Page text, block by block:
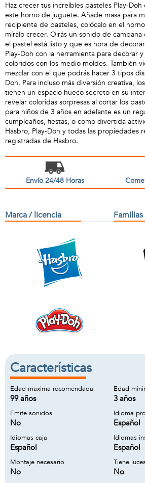
Haz crecer tus increíbles pasteles Play-
este horno de juguete. Añade masa para
recipiente de pasteles, colócalo en el
míralo crecer. Oirás un sonido de
el pastel está listo y que es hora de
Play-Doh con la herramienta para decorar
coloridos con los medio moldes. También
mezclar con el que podrás hacer 3 tipos
Doh. Para incluso más diversión creativa,
tienen un espacio hueco secreto en su
revelar coloridas sorpresas al cortar los
para niños de 3 años en adelante es un
cumpleaños, fiestas, o como divertida
Hasbro, Play-Doh y todas las propiedades
registradas de Hasbro.
Envío 24/48 Horas
Marca / licencia Familias
Características
Edad maxima recomendada
99 años
Edad
3 años
Emite sonidos
No
Idioma
Español
Idiomas caja
Español
Idiomas
Español
Montaje necesario
No
Tiene luces
No